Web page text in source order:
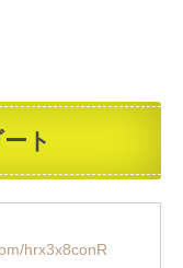
ト
hrx3x8conR